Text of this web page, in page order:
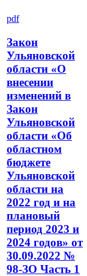
pdf
Закон
Ульяновской
области «О
внесении
изменений в
Закон
Ульяновской
области «Об
областном
бюджете
Ульяновской
области на
2022 год и на
плановый
период 2023 и
2024 годов» от
30.09.2022 №
98-ЗО Часть 1